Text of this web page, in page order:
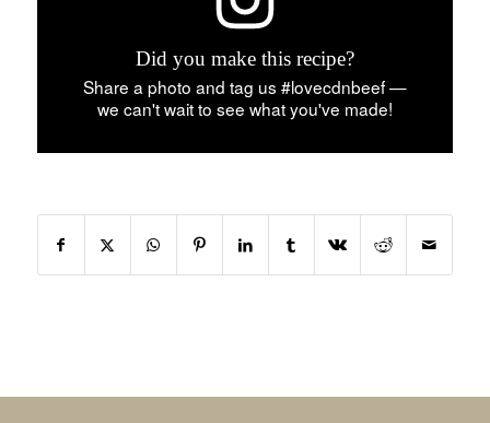
Did you make this recipe?
Share a photo and tag us #lovecdnbeef —
we can't wait to see what you've made!